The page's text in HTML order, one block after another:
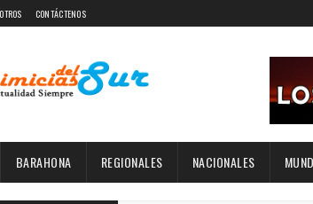
CONTÁCTENOS
BARAHONA REGIONALES NACIONALES